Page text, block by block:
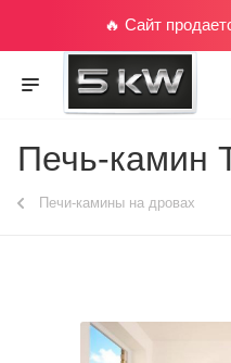
🔥 Сайт
Печь-камин
Печи-камины на дровах